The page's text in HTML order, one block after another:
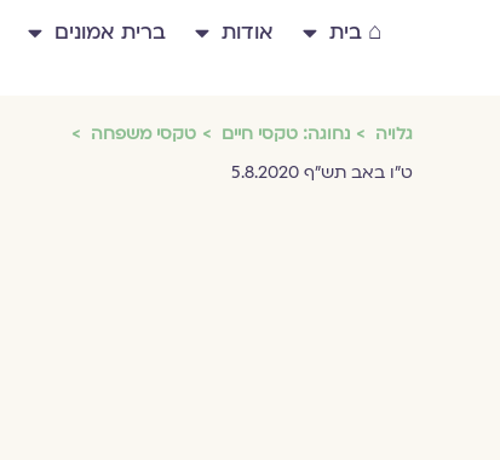
⌂ בית אודות ברית אמונים
גלויה נחוגה: טקסי חיים
טקסי משפחה
ט"ו באב תש"ף 5.8.2020